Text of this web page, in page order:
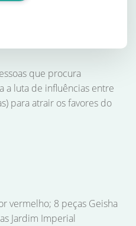
que procura
a luta de influências entre
para atrair os favores do
vermelho; 8 peças Geisha
Jardim Imperial